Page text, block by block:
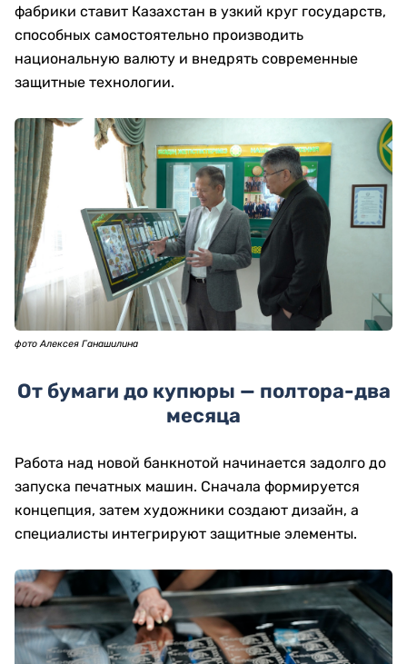
фабрики ставит Казахстан в узкий круг государств,
способных самостоятельно производить
национальную валюту и внедрять современные
защитные технологии.
фото Алексея Ганашилина
От бумаги до купюры — полтора-два
месяца
Работа над новой банкнотой начинается задолго до
запуска печатных машин. Сначала формируется
концепция, затем художники создают дизайн, а
специалисты интегрируют защитные элементы.